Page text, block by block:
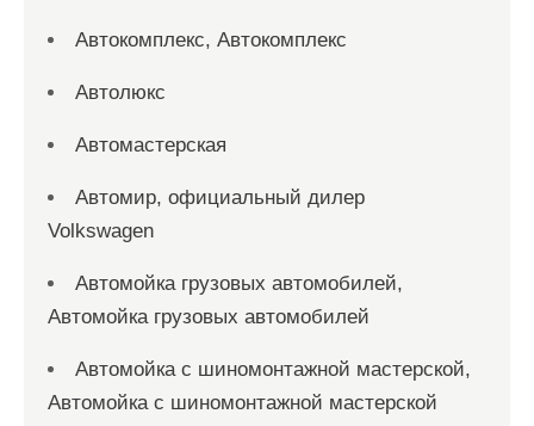
Автокомплекс, Автокомплекс
Автолюкс
Автомастерская
Автомир, официальный дилер
Volkswagen
Автомойка грузовых автомобилей,
Автомойка грузовых автомобилей
Автомойка с шиномонтажной мастерской,
Автомойка с шиномонтажной мастерской